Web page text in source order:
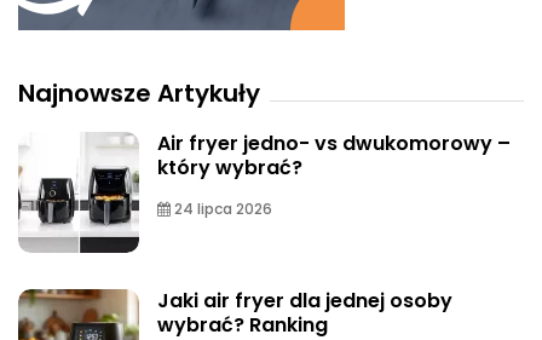
Najnowsze Artykuły
Air fryer jedno- vs dwukomorowy –
który wybrać?
24 lipca 2026
Jaki air fryer dla jednej osoby
wybrać? Ranking